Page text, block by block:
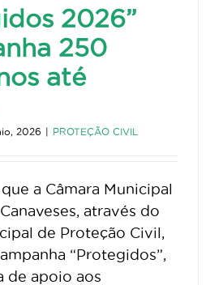
2026”
250
até
2026 PROTEÇÃO CIVIL
a Câmara Municipal
através do
de Proteção Civil,
“Protegidos”,
de apoio aos